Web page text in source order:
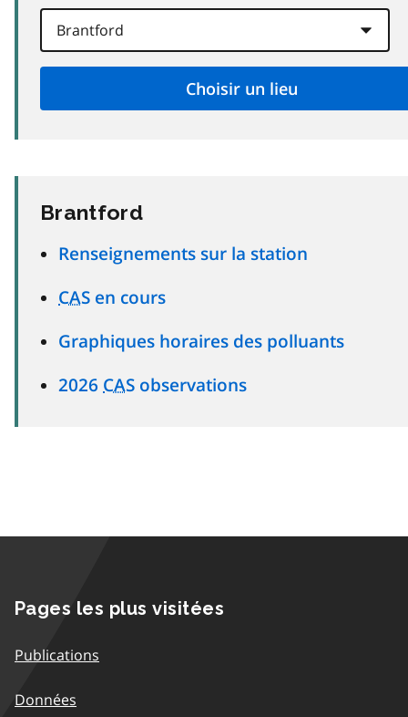
Brantford
Renseignements sur la station
CAS en cours
Graphiques horaires des polluants
2026 CAS observations
Pages les plus visitées
Publications
Données